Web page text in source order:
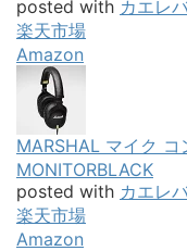
posted with カエレ
楽天市場
Amazon
MARSHAL マイク
MONITORBLACK
posted with カエレ
楽天市場
Amazon